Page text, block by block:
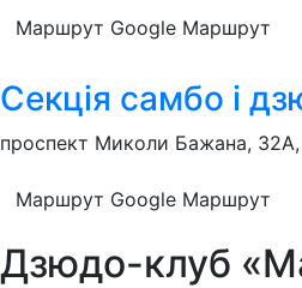
Маршрут Google Маршрут
Секція самбо і
проспект Миколи Бажана, 32А,
Маршрут Google Маршрут
Дзюдо-клуб